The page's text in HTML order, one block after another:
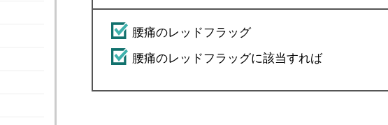
腰痛のレッドフラッグ
腰痛のレッドフラッグに該当すれば